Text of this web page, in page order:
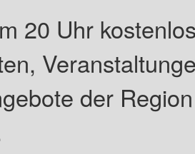
20 Uhr
der